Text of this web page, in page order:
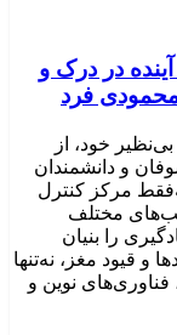
در درک و
فرد
خود، از
و دانشمندان
مرکز کنترل
مختلف
را بنیان
و قیود مغز، نه‌تنها
فناوری‌های نوین و